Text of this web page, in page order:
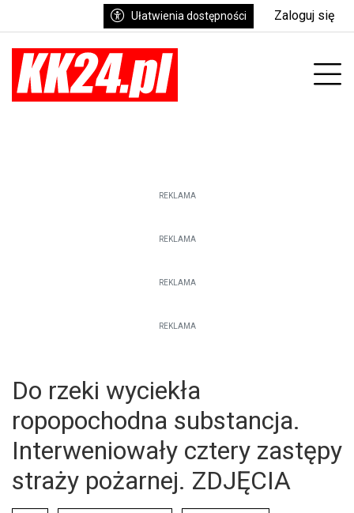
Ułatwienia dostępności Zaloguj się
REKLAMA
REKLAMA
REKLAMA
REKLAMA
Do rzeki wyciekła
ropopochodna substancja.
Interweniowały cztery zastępy
straży pożarnej. ZDJĘCIA